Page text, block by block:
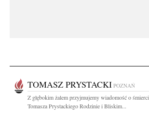
TOMASZ PRYSTACKI POZNAŃ
Z głębokim żalem przyjmujemy wiadomość o śmierci
Tomasza Prystackiego Rodzinie i Bliskim...